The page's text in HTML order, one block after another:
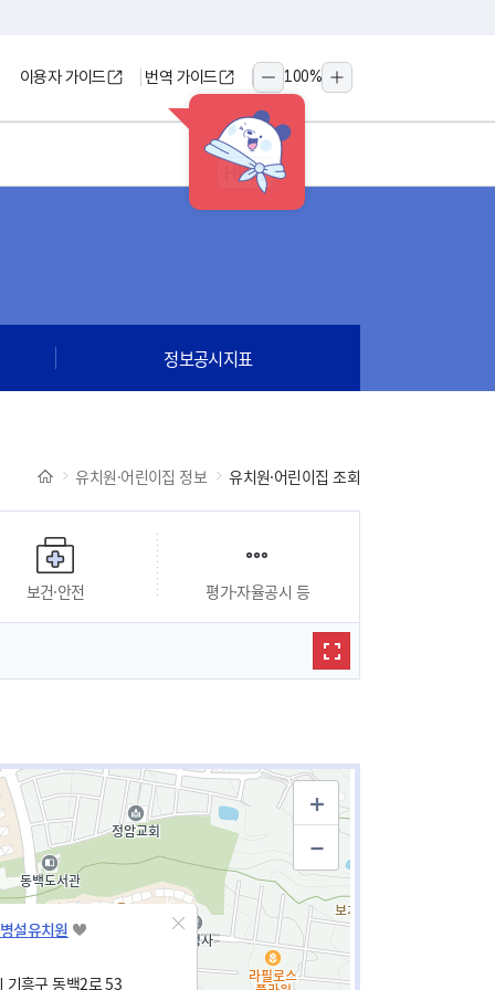
HINT
이용자 가이드 번역 가이드
축소
100%
확대
정보공시지표
유치원·어린이집 정보 유치원·어린이집 조회
보건·안전 평가·자율공시 등
설유치원
기흥구 동백2로 53